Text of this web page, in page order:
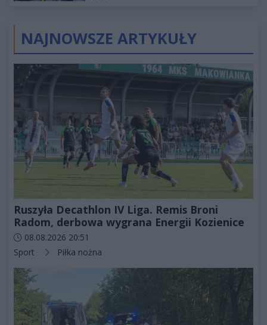
NAJNOWSZE ARTYKUŁY
Ruszyła Decathlon IV Liga. Remis Broni
Radom, derbowa wygrana Energii Kozienice
Data dodania artykułu:
08.08.2026 20:51
Kategorie artykułu:
Sport Piłka nożna